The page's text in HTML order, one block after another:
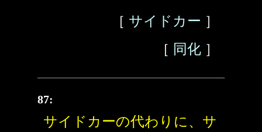
［ サイドカー ］
［ 同化 ］
87:
サイドカーの代わりに、サ